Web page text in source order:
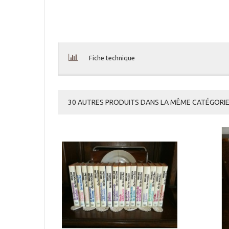
Fiche technique
30 AUTRES PRODUITS DANS LA MÊME